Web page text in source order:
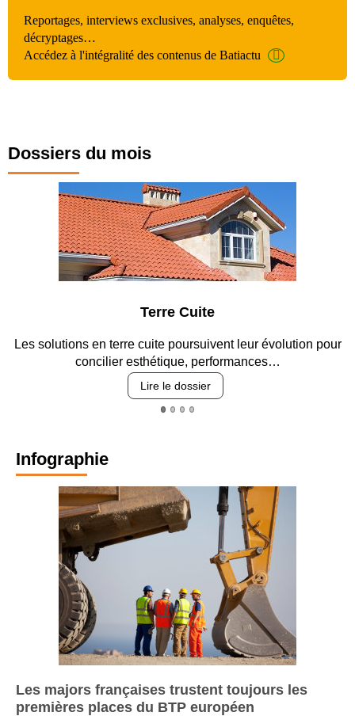
Reportages, interviews exclusives, analyses, enquêtes,
décryptages…
Accédez à l'intégralité des contenus de Batiactu
Dossiers du mois
Entre circulation, sécurisation des accès, durabilité des
revêtements et intégration…
Lire le dossier
Infographie
Les majors françaises trustent toujours les
premières places du BTP européen